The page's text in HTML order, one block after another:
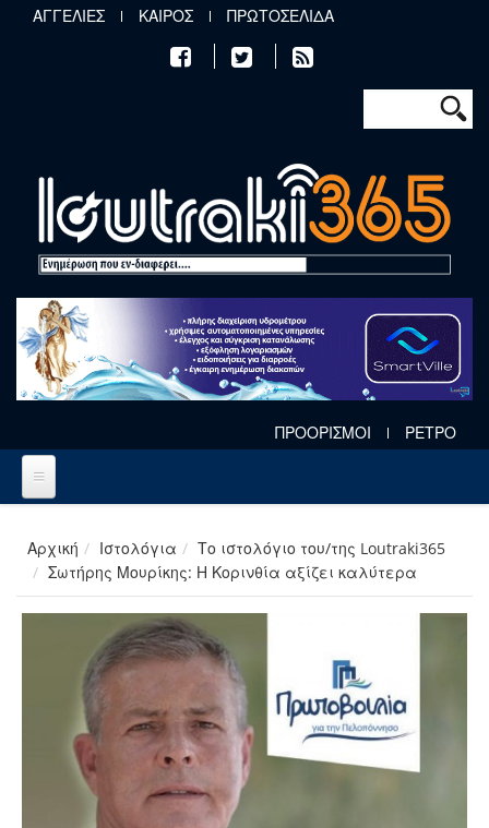
Παράκαμψη προς το κυρίως περιεχόμενο
ΑΓΓΕΛΙΕΣ ΚΑΙΡΟΣ ΠΡΩΤΟΣΕΛΙΔΑ
Φόρμα
Αναζήτηση
ΠΡΟΟΡΙΣΜΟΙ ΡΕΤΡΟ
Αρχική Ιστολόγια
Το ιστολόγιο του/της Loutraki365
Σωτήρης Μουρίκης: Η Κορινθία αξίζει καλύτερα